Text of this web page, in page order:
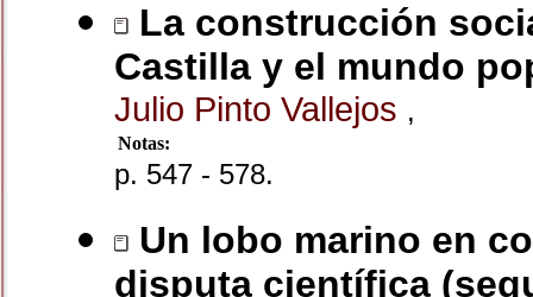
La construcción
Castilla y el mundo
Julio Pinto Vallejos ,
Notas:
p. 547 - 578.
Un lobo marino en
disputa científica